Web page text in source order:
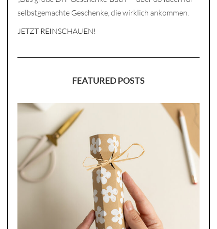
selbstgemachte Geschenke, die wirklich ankommen.
JETZT REINSCHAUEN!
FEATURED POSTS